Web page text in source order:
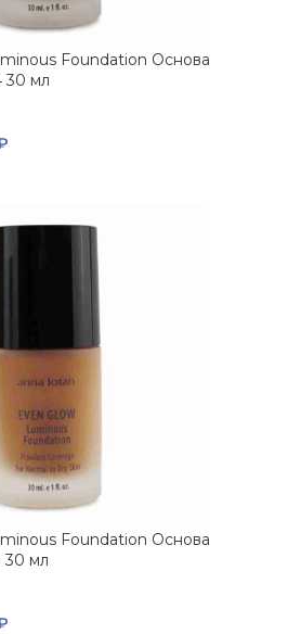
Foundation Основа
30 мл
Foundation Основа
30 мл